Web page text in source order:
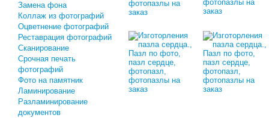
Замена фона
Коллаж из фотографий
Оцветнение фотографий
Реставрация фотографий
Сканирование
Срочная печать
фотографий
Фото на памятник
Ламинирование
Разламинирование
документов